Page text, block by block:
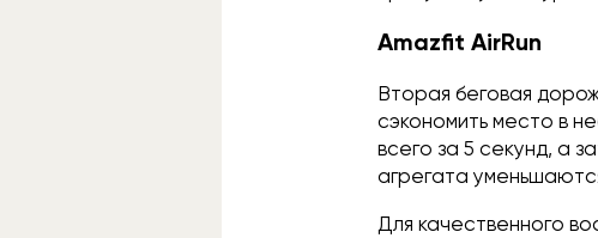
Amazfit AirRun
Вторая беговая
сэкономить место в
всего за 5 секунд, а
агрегата
Для качественного